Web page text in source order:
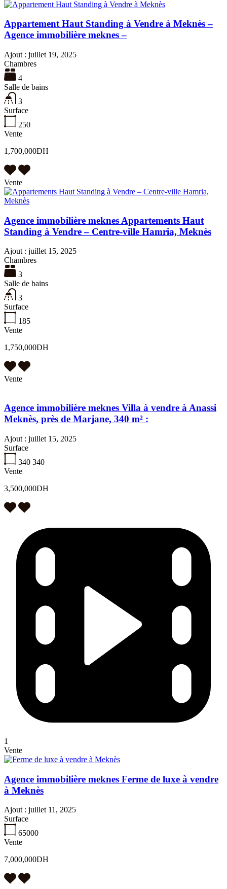
Appartement Haut Standing à Vendre à Meknès –
Agence immobilière meknes –
Ajout : juillet 19, 2025
Chambres
4
Salle de bains
3
Surface
250
Vente
1,700,000DH
Vente
Agence immobilière meknes Appartements Haut
Standing à Vendre – Centre-ville Hamria, Meknès
Ajout : juillet 15, 2025
Chambres
3
Salle de bains
3
Surface
185
Vente
1,750,000DH
Vente
Agence immobilière meknes Villa à vendre à Anassi
Meknès, près de Marjane, 340 m² :
Ajout : juillet 15, 2025
Surface
340 340
Vente
3,500,000DH
1
Vente
Agence immobilière meknes Ferme de luxe à vendre
à Meknès
Ajout : juillet 11, 2025
Surface
65000
Vente
7,000,000DH